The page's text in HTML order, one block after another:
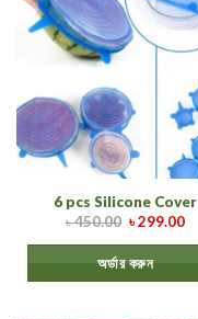
6 pcs Silicone Cover
৳450.00 ৳299.00
অর্ডার করুন